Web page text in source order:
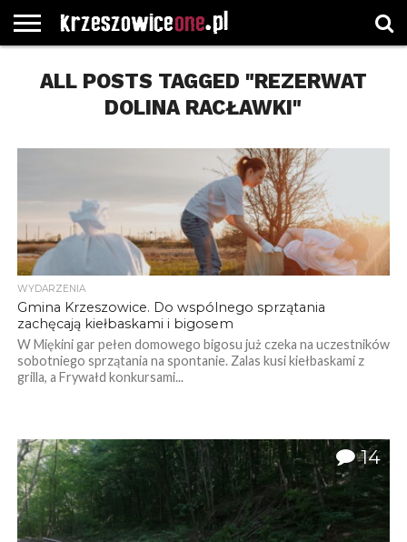
GŁÓWNA
WYBORY
SAMORZĄDOWE
WYBIERZ
KATEGORIE
ROZKŁADY
JAZDY
GREGORCZYK
WATCH
KONTAKT
ALL POSTS TAGGED "REZERWAT
DOLINA RACŁAWKI"
WYDARZENIA
Gmina Krzeszowice. Do wspólnego sprzątania
zachęcają kiełbaskami i bigosem
W Miękini gar pełen domowego bigosu już czeka na uczestników
sobotniego sprzątania na spontanie. Zalas kusi kiełbaskami z
grilla, a Frywałd konkursami...
14